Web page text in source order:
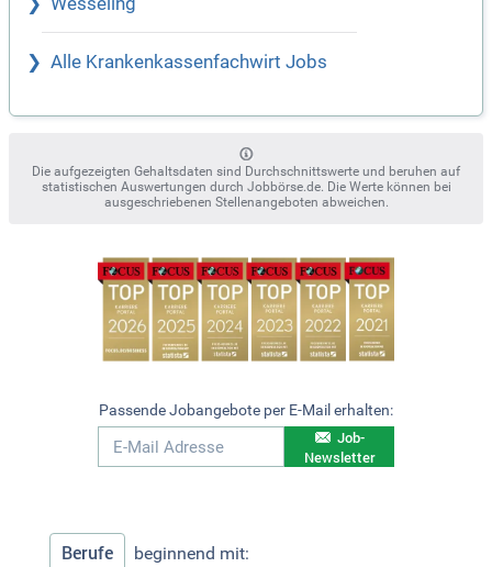
Wesseling
Alle Krankenkassenfachwirt Jobs
Die aufgezeigten Gehaltsdaten sind Durchschnittswerte und beruhen auf
statistischen Auswertungen durch Jobbörse.de. Die Werte können bei
ausgeschriebenen Stellenangeboten abweichen.
Passende Jobangebote per E-Mail erhalten:
Job-
Newsletter
Berufe beginnend mit: